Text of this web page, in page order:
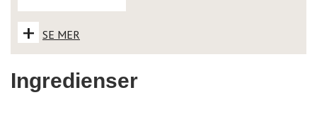
+ SE MER
Ingredienser